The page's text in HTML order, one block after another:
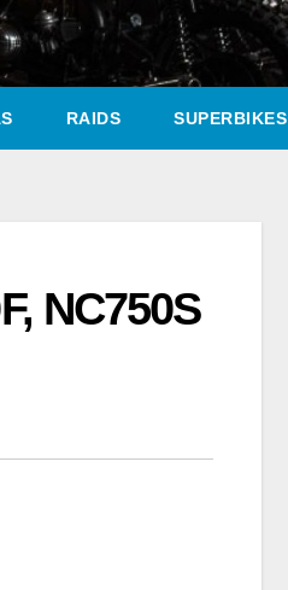
RAIDS SUPERBIKES
NC750S